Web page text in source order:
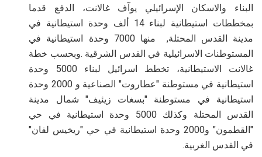
البناء والاسكان الإسرائيلي يوآف غالانت، الدفع قدما
بمخططات استيطانية لبناء 14 ألف وحدة استيطانية في
مدينة القدس المحتلة, منها 7000 وحدة استيطانية في
المستوطنات الاسرائيلية في القدس الشرقية .وبحسب خطة
غالانت الاستيطانية، تخطط اسرائيل لبناء 5000 وحدة
استيطانية في مستوطنة "عطاروت" الصناعية و 2000 وحدة
استيطانية في مستوطنة "بسغات زيئيف" شمال مدينة
القدس المحتلة وكذلك 5000 وحدة استيطانية في حي
"القطمون" و2000 وحدة استيطانية في حي "ريخيس لفان"
في القدس الغربية.